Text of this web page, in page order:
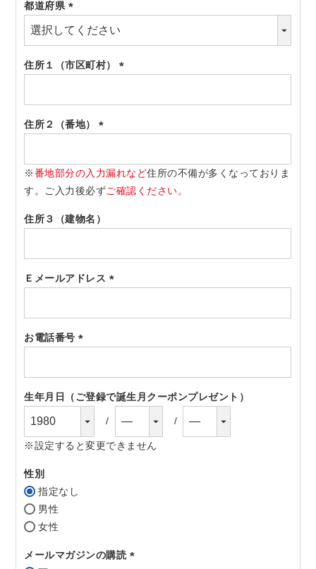
都道府県
(必
須)
住所１（市区町村）
須)
住所２（番地）
須)
※番地部分の入力漏れなど住所の不備が多くなっておりま
す。ご入力後必ずご確認ください。
住所３（建物名）
Ｅメールアドレス
須)
お電話番号
須)
生年月日（ご登録で誕生月クーポンプレゼント）
※設定すると変更できません
性別
指定なし
男性
女性
メールマガジンの購読